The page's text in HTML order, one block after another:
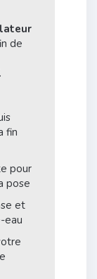
de
fin
pour
pose
et
eau